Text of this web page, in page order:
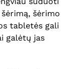
šėrimo
tabletės gali
galėtų jas